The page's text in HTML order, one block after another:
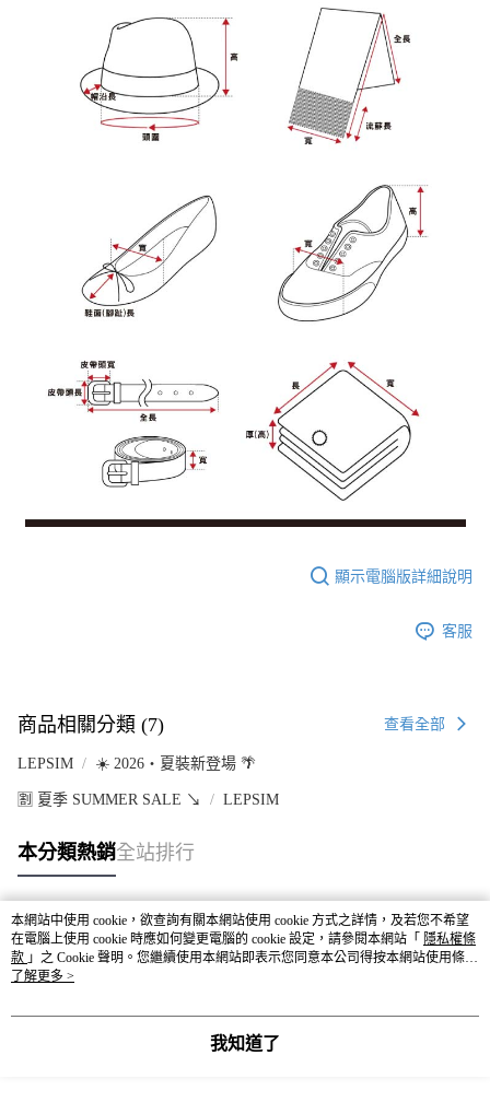
顯示電腦版詳細說明
客服
商品相關分類 (7) 查看全部
LEPSIM ☀️ 2026・夏裝新登場 🌴
🈹 夏季 SUMMER SALE ↘️ LEPSIM
本分類熱銷全站排行
熱門標籤
本網站中使用 cookie，欲查詢有關本網站使用 cookie 方式之詳情，及若您不希望
在電腦上使用 cookie 時應如何變更電腦的 cookie 設定，請參閱本網站「 隱私權條
款 」之 Cookie 聲明。您繼續使用本網站即表示您同意本公司得按本網站使用條款
之 Cookie 聲明使用 cookie。
了解更多 >
我知道了